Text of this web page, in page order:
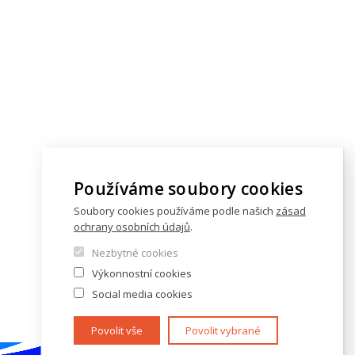
Používáme soubory cookies
Soubory cookies používáme podle našich zásad
ochrany osobních údajů.
Nezbytné cookies
Výkonnostní cookies
Social media cookies
Povolit vše Povolit vybrané